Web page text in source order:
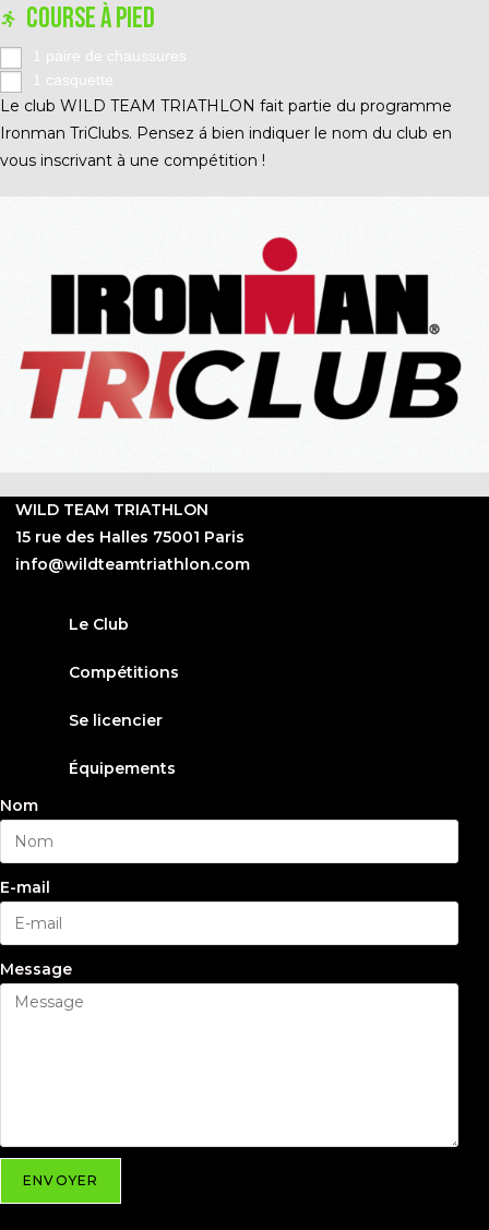
COURSE À PIED
1 paire de chaussures
1 casquette
Le club WILD TEAM TRIATHLON fait partie du programme
Ironman TriClubs. Pensez á bien indiquer le nom du club en
vous inscrivant à une compétition !
WILD TEAM TRIATHLON
15 rue des Halles 75001 Paris
info@wildteamtriathlon.com
Le Club
Compétitions
Se licencier
Équipements
Nom
E-mail
Message
ENVOYER